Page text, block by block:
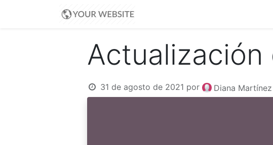
Actualización
31 de agosto de 2021 por Diana Martínez